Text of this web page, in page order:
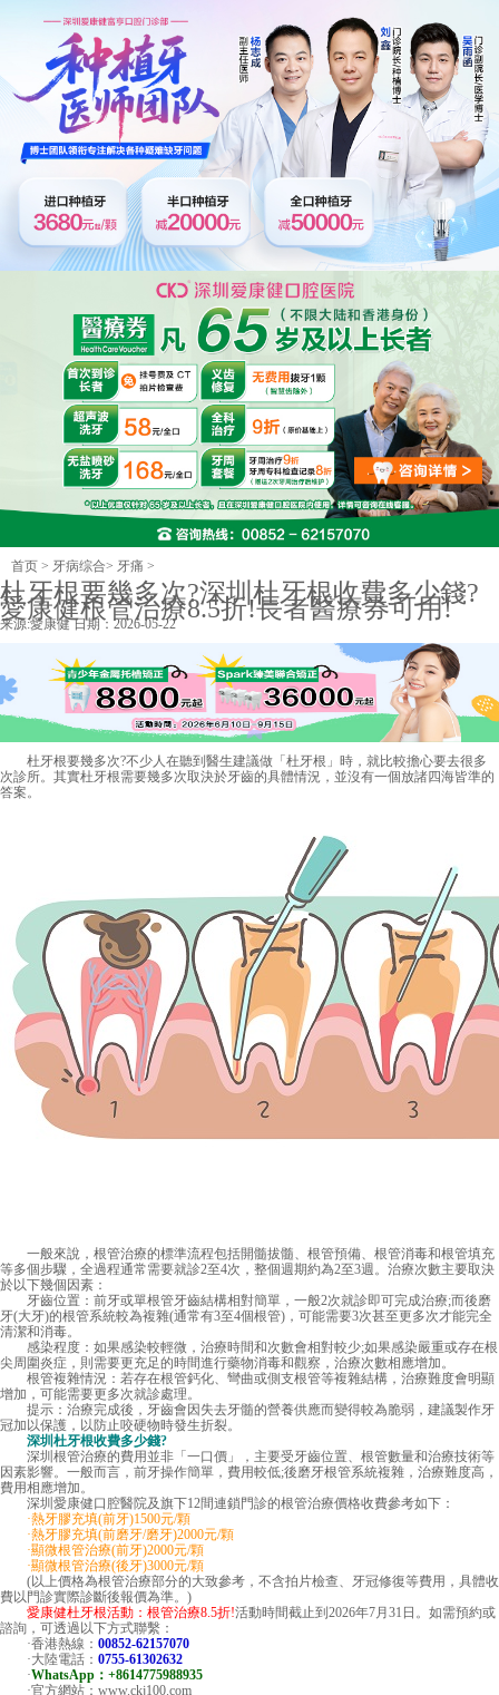
首页 > 牙病综合> 牙痛 >
杜牙根要幾多次?深圳杜牙根收費多少錢?
愛康健根管治療8.5折!長者醫療券可用!
来源:愛康健日期：2026-05-22
杜牙根要幾多次?不少人在聽到醫生建議做「杜牙根」時，就比較擔心要去很多
次診所。其實杜牙根需要幾多次取決於牙齒的具體情況，並沒有一個放諸四海皆準的
答案。
一般來說，根管治療的標準流程包括開髓拔髓、根管預備、根管消毒和根管填充
等多個步驟，全過程通常需要就診2至4次，整個週期約為2至3週。治療次數主要取決
於以下幾個因素：
牙齒位置：前牙或單根管牙齒結構相對簡單，一般2次就診即可完成治療;而後磨
牙(大牙)的根管系統較為複雜(通常有3至4個根管)，可能需要3次甚至更多次才能完全
清潔和消毒。
感染程度：如果感染較輕微，治療時間和次數會相對較少;如果感染嚴重或存在根
尖周圍炎症，則需要更充足的時間進行藥物消毒和觀察，治療次數相應增加。
根管複雜情況：若存在根管鈣化、彎曲或側支根管等複雜結構，治療難度會明顯
增加，可能需要更多次就診處理。
提示：治療完成後，牙齒會因失去牙髓的營養供應而變得較為脆弱，建議製作牙
冠加以保護，以防止咬硬物時發生折裂。
深圳杜牙根收費多少錢?
深圳根管治療的費用並非「一口價」，主要受牙齒位置、根管數量和治療技術等
因素影響。一般而言，前牙操作簡單，費用較低;後磨牙根管系統複雜，治療難度高，
費用相應增加。
深圳愛康健口腔醫院及旗下12間連鎖門診的根管治療價格收費參考如下：
·熱牙膠充填(前牙)1500元/顆
·熱牙膠充填(前磨牙/磨牙)2000元/顆
·顯微根管治療(前牙)2000元/顆
·顯微根管治療(後牙)3000元/顆
(以上價格為根管治療部分的大致參考，不含拍片檢查、牙冠修復等費用，具體收
費以門診實際診斷後報價為準。)
愛康健杜牙根活動：根管治療8.5折!活動時間截止到2026年7月31日。如需預約或
諮詢，可透過以下方式聯繫：
·香港熱線： 00852-62157070
·大陸電話： 0755-61302632
·WhatsApp：+8614775988935
·官方網站：www.ckj100.com